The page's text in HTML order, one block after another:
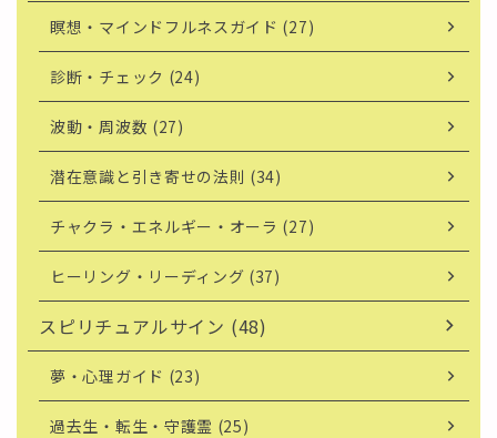
瞑想・マインドフルネスガイド (27)
診断・チェック (24)
波動・周波数 (27)
潜在意識と引き寄せの法則 (34)
チャクラ・エネルギー・オーラ (27)
ヒーリング・リーディング (37)
スピリチュアルサイン (48)
夢・心理ガイド (23)
過去生・転生・守護霊 (25)